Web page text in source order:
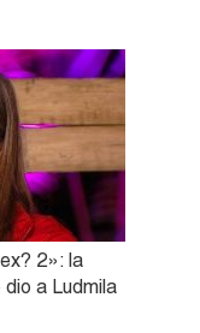
2»: la
a Ludmila